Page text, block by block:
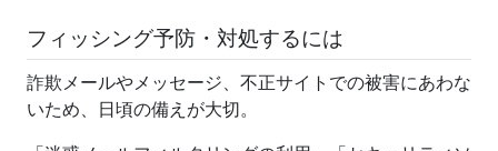
フィッシング予防・対処するには
詐欺メールやメッセージ、不正サイトでの被害にあわな
いため、日頃の備えが大切。